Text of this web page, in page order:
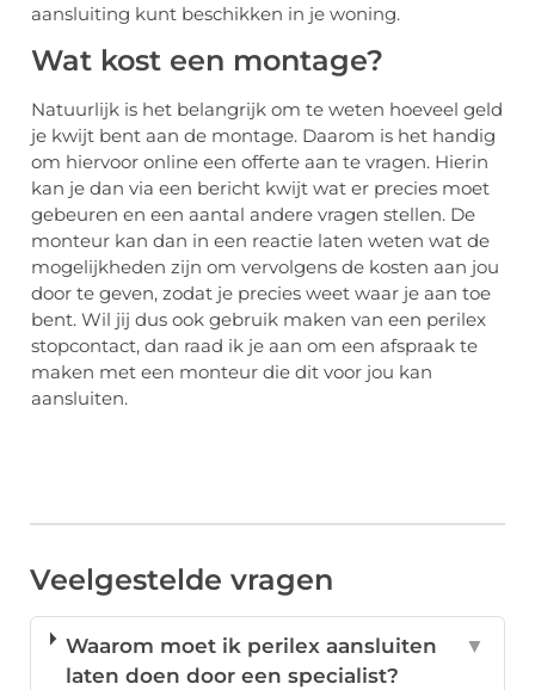
aansluiting kunt beschikken in je woning.
Wat kost een montage?
Natuurlijk is het belangrijk om te weten hoeveel geld
je kwijt bent aan de montage. Daarom is het handig
om hiervoor online een offerte aan te vragen. Hierin
kan je dan via een bericht kwijt wat er precies moet
gebeuren en een aantal andere vragen stellen. De
monteur kan dan in een reactie laten weten wat de
mogelijkheden zijn om vervolgens de kosten aan jou
door te geven, zodat je precies weet waar je aan toe
bent. Wil jij dus ook gebruik maken van een perilex
stopcontact, dan raad ik je aan om een afspraak te
maken met een monteur die dit voor jou kan
aansluiten.
Veelgestelde vragen
Waarom moet ik perilex aansluiten
laten doen door een specialist?
▼